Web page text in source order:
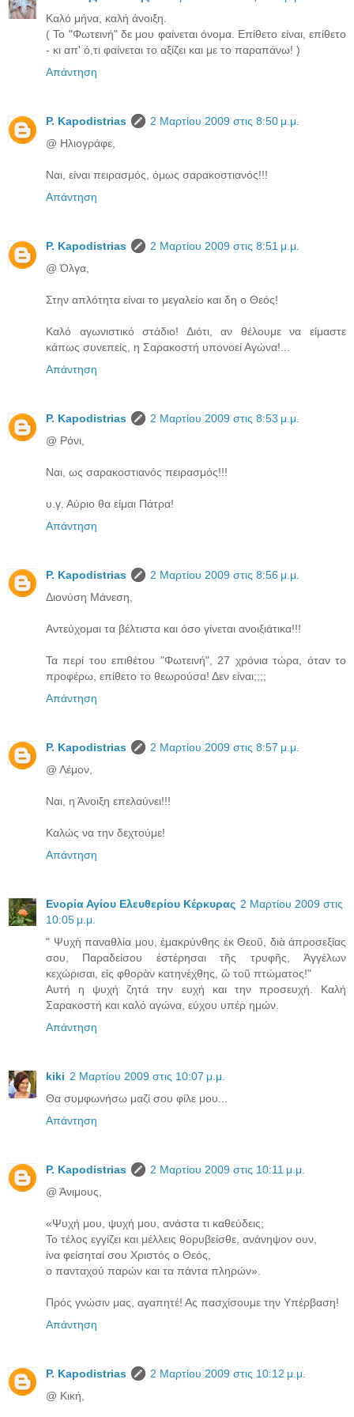
Καλό μήνα, καλή άνοιξη.
( Το "Φωτεινή" δε μου φαίνεται όνομα. Επίθετο είναι, επίθετο
- κι απ' ό,τι φαίνεται το αξίζει και με το παραπάνω! )
Απάντηση
P. Kapodistrias
2 Μαρτίου 2009 στις 8:50 μ.μ.
@ Ηλιογράφε,
Ναι, είναι πειρασμός, όμως σαρακοστιανός!!!
Απάντηση
P. Kapodistrias
2 Μαρτίου 2009 στις 8:51 μ.μ.
@ Όλγα,
Στην απλότητα είναι το μεγαλείο και δη ο Θεός!
Καλό αγωνιστικό στάδιο! Διότι, αν θέλουμε να είμαστε
κάπως συνεπείς, η Σαρακοστή υπονοεί Αγώνα!...
Απάντηση
P. Kapodistrias
2 Μαρτίου 2009 στις 8:53 μ.μ.
@ Ρόνι,
Ναι, ως σαρακοστιανός πειρασμός!!!
υ.γ. Αύριο θα είμαι Πάτρα!
Απάντηση
P. Kapodistrias
2 Μαρτίου 2009 στις 8:56 μ.μ.
Διονύση Μάνεση,
Αντεύχομαι τα βέλτιστα και όσο γίνεται ανοιξιάτικα!!!
Τα περί του επιθέτου "Φωτεινή", 27 χρόνια τώρα, όταν το
προφέρω, επίθετο το θεωρούσα! Δεν είναι;;;;
Απάντηση
P. Kapodistrias
2 Μαρτίου 2009 στις 8:57 μ.μ.
@ Λέμον,
Ναι, η Άνοιξη επελαύνει!!!
Καλώς να την δεχτούμε!
Απάντηση
Ενορία Αγίου Ελευθερίου Κέρκυρας 2 Μαρτίου 2009 στις
10:05 μ.μ.
" Ψυχὴ παναθλία μου, ἐμακρύνθης ἐκ Θεοῦ, διὰ ἀπροσεξίας
σου, Παραδείσου ἐστέρησαι τῆς τρυφῆς, Ἀγγέλων
κεχώρισαι, εἰς φθορὰν κατηνέχθης, ὢ τοῦ πτώματος!"
Αυτή η ψυχή ζητά την ευχή και την προσευχή. Καλή
Σαρακοστή και καλό αγώνα, εύχου υπέρ ημών.
Απάντηση
kiki 2 Μαρτίου 2009 στις 10:07 μ.μ.
Θα συμφωνήσω μαζί σου φίλε μου...
Απάντηση
P. Kapodistrias
2 Μαρτίου 2009 στις 10:11 μ.μ.
@ Άνιμους,
«Ψυχή μου, ψυχή μου, ανάστα τι καθεύδεις;
Το τέλος εγγίζει και μέλλεις θορυβείσθε, ανάνηψον ουν,
ίνα φείσηταί σου Χριστός ο Θεός,
ο πανταχού παρών και τα πάντα πληρών».
Πρός γνώσιν μας, αγαπητέ! Ας πασχίσουμε την Υπέρβαση!
Απάντηση
P. Kapodistrias
2 Μαρτίου 2009 στις 10:12 μ.μ.
@ Κική,